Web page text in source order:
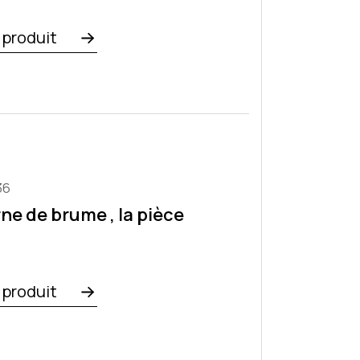
produit
de brume , la pièce
produit